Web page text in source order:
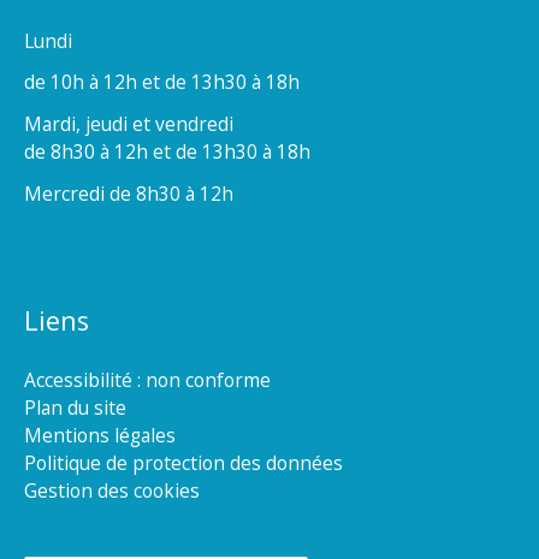
Lundi
de 10h à 12h et de 13h30 à 18h
Mardi, jeudi et vendredi
de 8h30 à 12h et de 13h30 à 18h
Mercredi de 8h30 à 12h
Liens
Accessibilité : non conforme
Plan du site
Mentions légales
Politique de protection des données
Gestion des cookies